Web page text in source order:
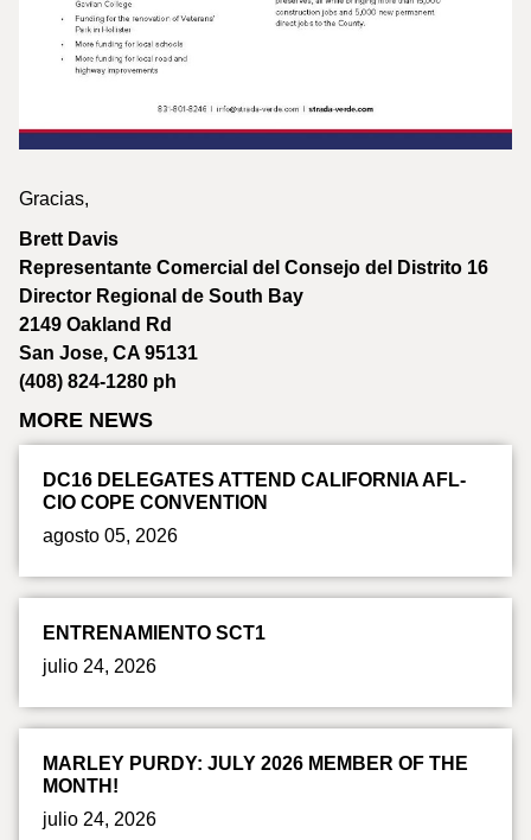
Gracias,
Brett Davis
Representante Comercial del Consejo del Distrito 16
Director Regional de South Bay
2149 Oakland Rd
San Jose, CA 95131
(408) 824-1280 ph
MORE NEWS
DC16 DELEGATES ATTEND CALIFORNIA AFL-
CIO COPE CONVENTION
agosto 05, 2026
ENTRENAMIENTO SCT1
julio 24, 2026
MARLEY PURDY: JULY 2026 MEMBER OF THE
MONTH!
julio 24, 2026